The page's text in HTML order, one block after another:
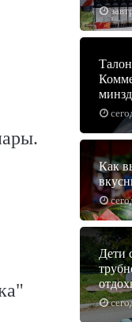
Как
Дети